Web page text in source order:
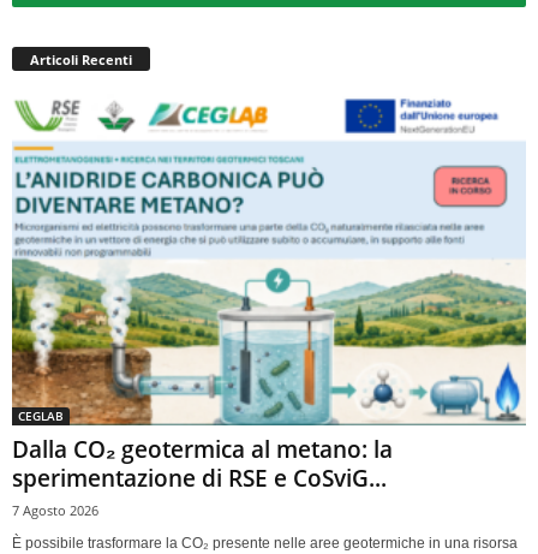
Articoli Recenti
CEGLAB
Dalla CO₂ geotermica al metano: la
sperimentazione di RSE e CoSviG...
7 Agosto 2026
È possibile trasformare la CO₂ presente nelle aree geotermiche in una risorsa